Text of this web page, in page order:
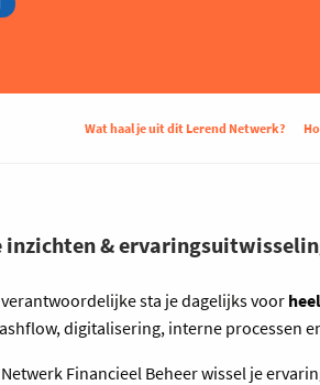
Wat haal je uit dit Lerend Netwerk?
inzichten &
sta je dagelijks voor
digitalisering, interne processen
Financieel Beheer wissel je